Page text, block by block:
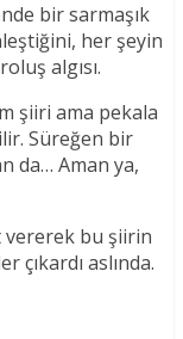
bir sarmaşık
her şeyin
algısı.
şiiri ama pekala
Süreğen bir
da… Aman ya,
vererek bu şiirin
çıkardı aslında.